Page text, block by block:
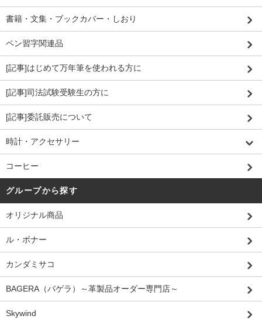
書籍・文集・ブックカバー・しおり
ペン習字関連品
[記事]はじめて万年筆を使われる方に
[記事]司法試験受験生の方に
[記事]委託販売について
時計・アクセサリー
コーヒー
グループから探す
オリジナル商品
ル・ボナー
カンダミサコ
BAGERA（バゲラ）～革製品オーダー専門店～
Skywind